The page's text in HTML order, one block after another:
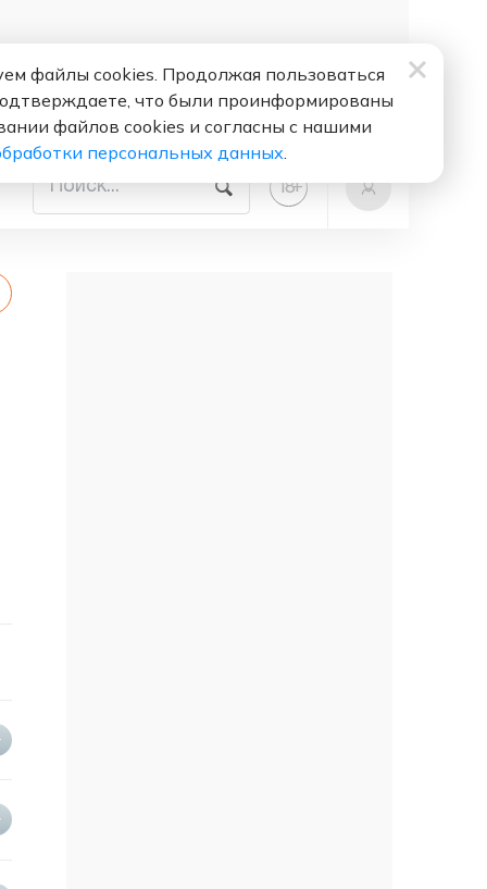
18+
файлы cookies. Продолжая пользоваться
что были проинформированы
файлов cookies и согласны с нашими
персональных данных.